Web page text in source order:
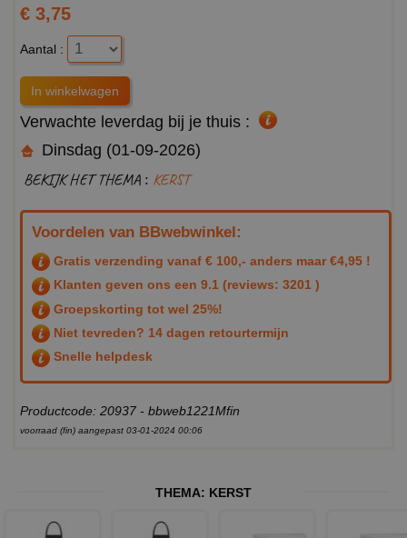
€ 3,75
Aantal :
Verwachte leverdag bij je thuis :
Dinsdag (01-09-2026)
BEKIJK HET THEMA : KERST
Voordelen van BBwebwinkel:
Gratis verzending vanaf € 100,- anders maar €4,95 !
Klanten geven ons een 9.1 (reviews: 3201 )
Groepskorting tot wel 25%!
Niet tevreden? 14 dagen retourtermijn
Snelle helpdesk
Productcode: 20937 - bbweb1221Mfin
voorraad (fin) aangepast 03-01-2024 00:06
THEMA: KERST